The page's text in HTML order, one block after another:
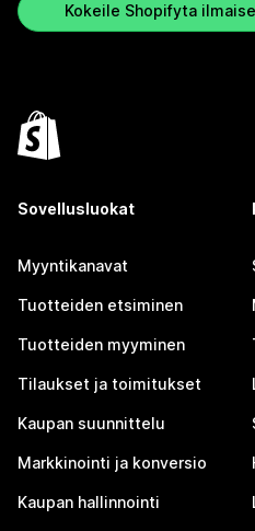
Kokeile Shopifyta
Sovellusluokat
Myyntikanavat
Tuotteiden etsiminen
Tuotteiden myyminen
Tilaukset ja toimitukset
Kaupan suunnittelu
Markkinointi ja konversio
Kaupan hallinnointi